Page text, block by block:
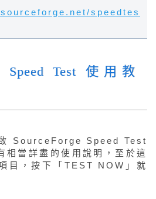
speedtes
Speed Test 使用教
SourceForge Speed Test
相當詳盡的使用說明，至於這
目，按下「TEST NOW」就